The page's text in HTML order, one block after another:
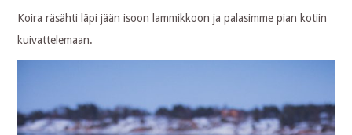
Koira räsähti läpi jään isoon lammikkoon ja palasimme pian kotiin
kuivattelemaan.